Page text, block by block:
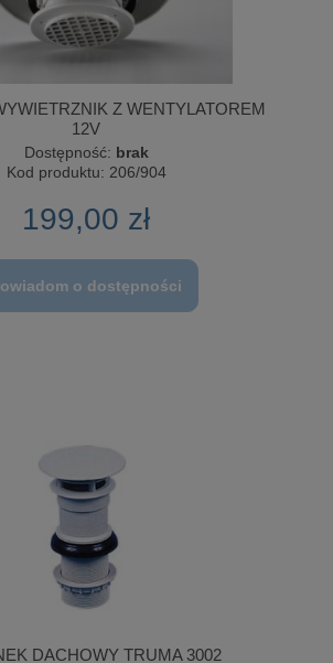
Z WENTYLATOREM
12V
Dostępność: brak
Kod produktu: 206/904
199,00 zł
o dostępności
DACHOWY TRUMA 3002